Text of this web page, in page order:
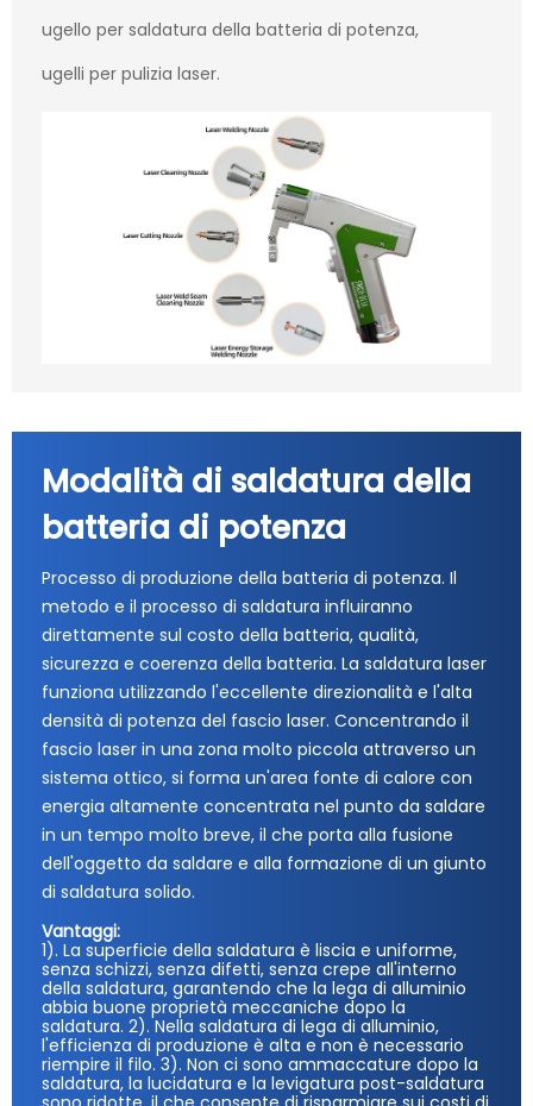
ugello per saldatura della batteria di potenza,
ugelli per pulizia laser.
Modalità di saldatura della
batteria di potenza
Processo di produzione della batteria di potenza. Il
metodo e il processo di saldatura influiranno
direttamente sul costo della batteria, qualità,
sicurezza e coerenza della batteria. La saldatura laser
funziona utilizzando l'eccellente direzionalità e l'alta
densità di potenza del fascio laser. Concentrando il
fascio laser in una zona molto piccola attraverso un
sistema ottico, si forma un'area fonte di calore con
energia altamente concentrata nel punto da saldare
in un tempo molto breve, il che porta alla fusione
dell'oggetto da saldare e alla formazione di un giunto
di saldatura solido.
Vantaggi:
1). La superficie della saldatura è liscia e uniforme,
senza schizzi, senza difetti, senza crepe all'interno
della saldatura, garantendo che la lega di alluminio
abbia buone proprietà meccaniche dopo la
saldatura. 2). Nella saldatura di lega di alluminio,
l'efficienza di produzione è alta e non è necessario
riempire il filo. 3). Non ci sono ammaccature dopo la
saldatura, la lucidatura e la levigatura post-saldatura